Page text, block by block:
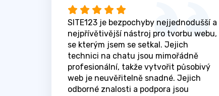
SITE123 je bezpochyby nejjednodušší a
nejpřívětivější nástroj pro tvorbu webu,
se kterým jsem se setkal. Jejich
technici na chatu jsou mimořádně
profesionální, takže vytvořit působivý
web je neuvěřitelně snadné. Jejich
odborné znalosti a podpora jsou